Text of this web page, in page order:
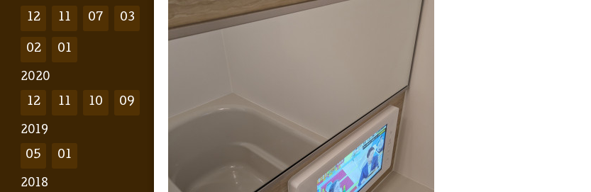
12 11 07 03
02 01
2020
12 11 10 09
2019
05 01
2018